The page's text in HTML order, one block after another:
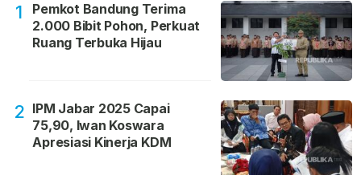
1
Pemkot Bandung Terima
2.000 Bibit Pohon, Perkuat
Ruang Terbuka Hijau
2 IPM Jabar 2025 Capai
75,90, Iwan Koswara
Apresiasi Kinerja KDM